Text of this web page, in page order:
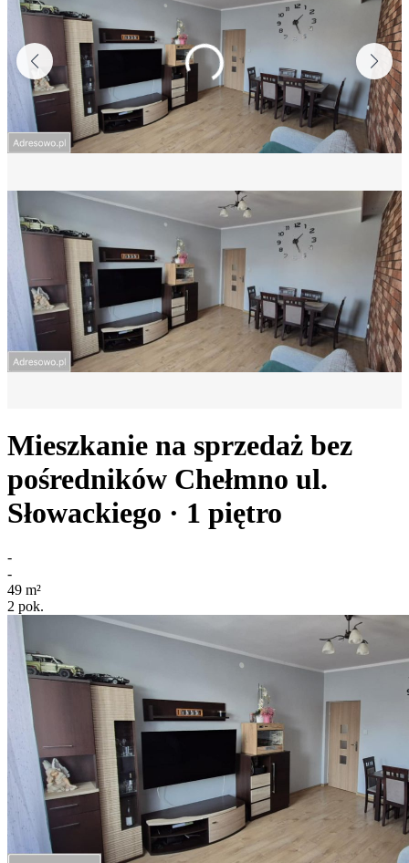
Mieszkanie na sprzedaż bez
pośredników Chełmno ul.
Słowackiego · 1 piętro
-
-
49 m²
2 pok.